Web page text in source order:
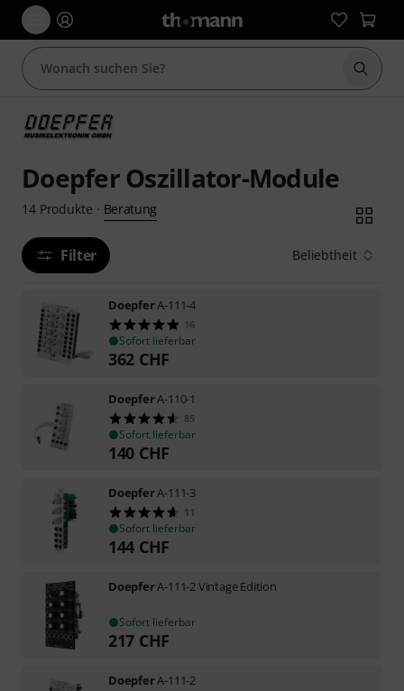
Suche
Doepfer Oszillator-Module
14 Produkte · Beratung
Filter Beliebtheit
DoepferA-111-4
16
Sofort lieferbar
362 CHF
DoepferA-110-1
85
Sofort lieferbar
140 CHF
DoepferA-111-3
11
Sofort lieferbar
144 CHF
DoepferA-111-2 Vintage Edition
Sofort lieferbar
217 CHF
DoepferA-111-2